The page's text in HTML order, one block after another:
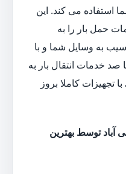
می کند. این
حمل بار را به
به وسایل شما و با
صد خدمات انتقال بار به
کاملا بروز
آباد توسط بهترین